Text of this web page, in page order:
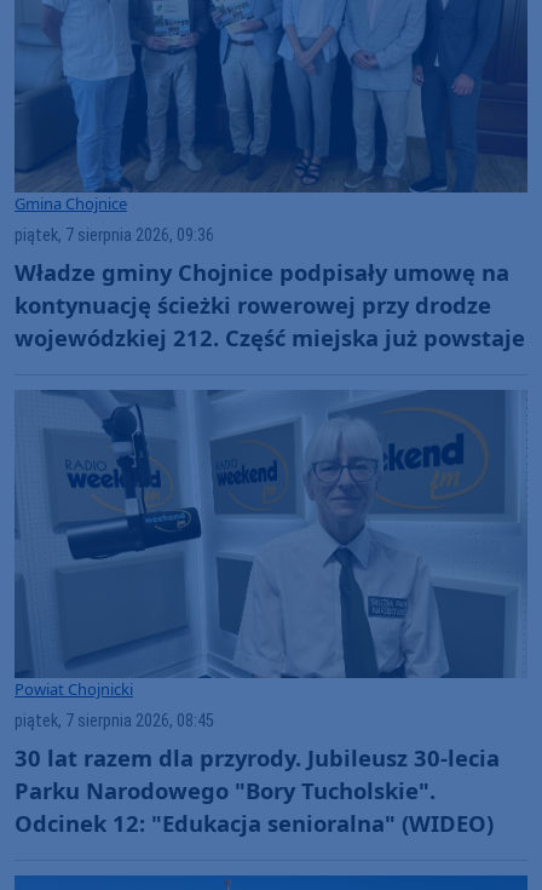
Gmina Chojnice
piątek, 7 sierpnia 2026, 09:36
Władze gminy Chojnice podpisały umowę na
kontynuację ścieżki rowerowej przy drodze
wojewódzkiej 212. Część miejska już powstaje
Powiat Chojnicki
piątek, 7 sierpnia 2026, 08:45
30 lat razem dla przyrody. Jubileusz 30-lecia
Parku Narodowego "Bory Tucholskie".
Odcinek 12: "Edukacja senioralna" (WIDEO)